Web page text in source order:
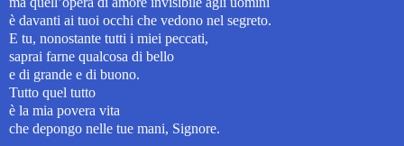
è davanti ai tuoi occhi che vedono nel segreto.
E tu, nonostante tutti i miei peccati,
saprai farne qualcosa di bello
e di grande e di buono.
Tutto quel tutto
è la mia povera vita
che depongo nelle tue mani, Signore.